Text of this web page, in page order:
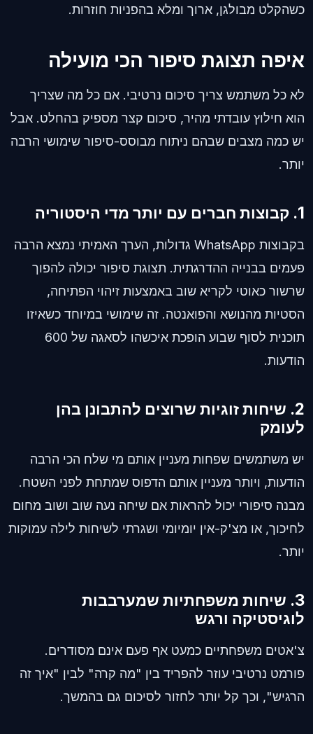
כשהקלט מבולגן, ארוך ומלא בהפניות חוזרות.
איפה תצוגת סיפור הכי מועילה
לא כל משתמש צריך סיכום נרטיבי. אם כל מה שצריך
הוא חילוץ עובדתי מהיר, סיכום קצר מספיק בהחלט. אבל
יש כמה מצבים שבהם ניתוח מבוסס-סיפור שימושי הרבה
יותר.
1. קבוצות חברים עם יותר מדי היסטוריה
בקבוצות WhatsApp גדולות, הערך האמיתי נמצא הרבה
פעמים בבנייה ההדרגתית. תצוגת סיפור יכולה להפוך
שרשור כאוטי לקריא שוב באמצעות זיהוי הפתיחה,
הסטיות מהנושא והפואנטה. זה שימושי במיוחד כשאיזו
תוכנית לסוף שבוע הופכת איכשהו לסאגה של 600
הודעות.
2. שיחות זוגיות שרוצים להתבונן בהן
לעומק
יש משתמשים שפחות מעניין אותם מי שלח הכי הרבה
הודעות, ויותר מעניין אותם הדפוס שמתחת לפני השטח.
מבנה סיפורי יכול להראות אם שיחה נעה שוב ושוב מחום
לחיכוך, או מצ'ק-אין יומיומי ושגרתי לשיחות לילה עמוקות
יותר.
3. שיחות משפחתיות שמערבבות
לוגיסטיקה ורגש
צ'אטים משפחתיים כמעט אף פעם אינם מסודרים.
פורמט נרטיבי עוזר להפריד בין "מה קרה" לבין "איך זה
הרגיש", וכך קל יותר לחזור לסיכום גם בהמשך.